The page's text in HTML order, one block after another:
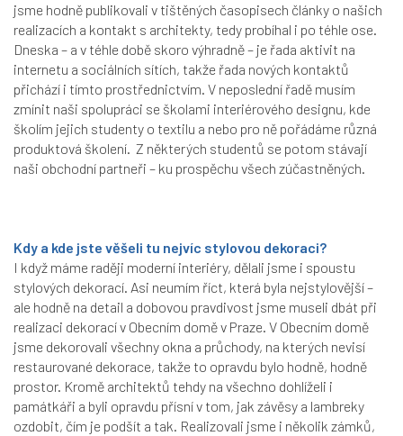
jsme hodně publikovali v tištěných časopisech články o našich
realizacích a kontakt s architekty, tedy probíhal i po téhle ose.
Dneska – a v téhle době skoro výhradně – je řada aktivit na
internetu a sociálních sítích, takže řada nových kontaktů
přichází i tímto prostřednictvím. V neposlední řadě musím
zmínit naši spolupráci se školami interiérového designu, kde
školím jejich studenty o textilu a nebo pro ně pořádáme různá
produktová školení. Z některých studentů se potom stávají
naši obchodní partneři – ku prospěchu všech zúčastněných.
Kdy a kde jste věšeli tu nejvíc stylovou dekoraci?
I když máme raději moderní interiéry, dělali jsme i spoustu
stylových dekorací. Asi neumím říct, která byla nejstylovější –
ale hodně na detail a dobovou pravdivost jsme museli dbát při
realizaci dekorací v Obecním domě v Praze. V Obecním domě
jsme dekorovali všechny okna a průchody, na kterých nevisí
restaurované dekorace, takže to opravdu bylo hodně, hodně
prostor. Kromě architektů tehdy na všechno dohlíželi i
památkáři a byli opravdu přísní v tom, jak závěsy a lambreky
ozdobit, čím je podšít a tak. Realizovali jsme i několik zámků,